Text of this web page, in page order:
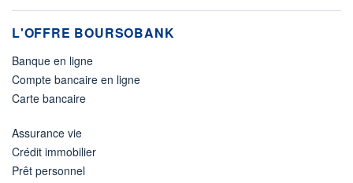
L'OFFRE BOURSOBANK
Banque en ligne
Compte bancaire en ligne
Carte bancaire
Assurance vie
Crédit immobilier
Prêt personnel